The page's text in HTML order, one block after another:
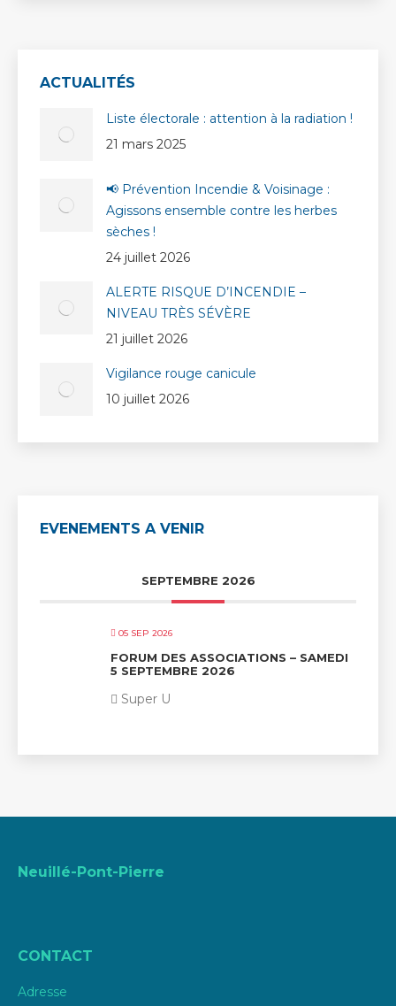
ACTUALITÉS
Liste électorale : attention à la radiation !
21 mars 2025
📢 Prévention Incendie & Voisinage :
Agissons ensemble contre les herbes
sèches !
24 juillet 2026
ALERTE RISQUE D’INCENDIE –
NIVEAU TRÈS SÉVÈRE
21 juillet 2026
Vigilance rouge canicule
10 juillet 2026
EVENEMENTS A VENIR
SEPTEMBRE 2026
05 SEP 2026
FORUM DES ASSOCIATIONS – SAMEDI
5 SEPTEMBRE 2026
Super U
Neuillé-Pont-Pierre
CONTACT
Adresse